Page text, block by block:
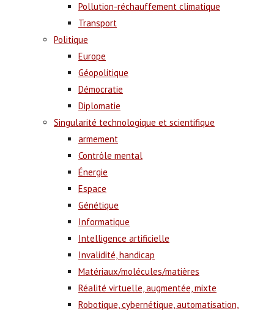
Pollution-réchauffement climatique
Transport
Politique
Europe
Géopolitique
Démocratie
Diplomatie
Singularité technologique et scientifique
armement
Contrôle mental
Énergie
Espace
Génétique
Informatique
Intelligence artificielle
Invalidité, handicap
Matériaux/molécules/matières
Réalité virtuelle, augmentée, mixte
Robotique, cybernétique, automatisation,